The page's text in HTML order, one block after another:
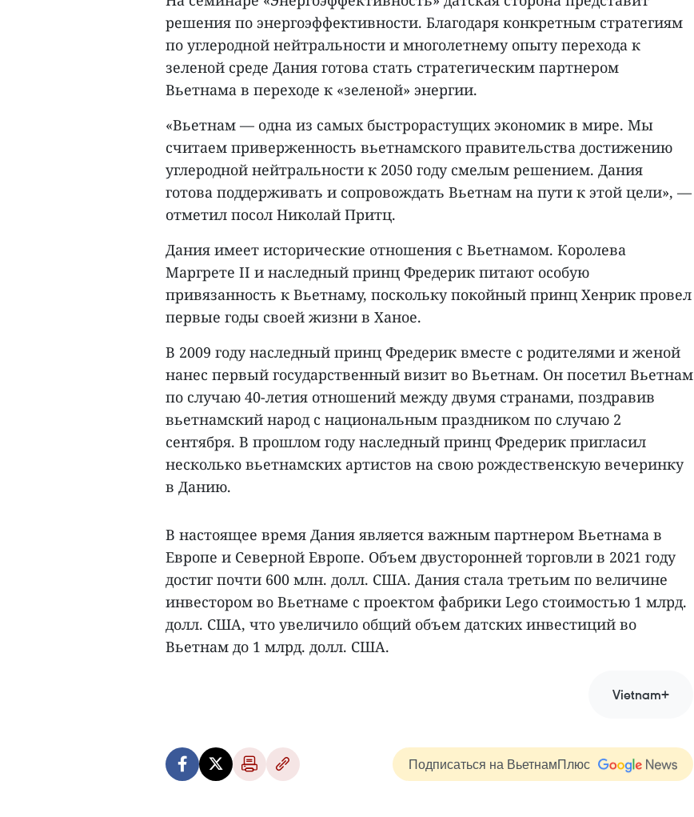
решения по энергоэффективности. Благодаря конкретным стратегиям
по углеродной нейтральности и многолетнему опыту перехода к
зеленой среде Дания готова стать стратегическим партнером
Вьетнама в переходе к «зеленой» энергии.
«Вьетнам — одна из самых быстрорастущих экономик в мире. Мы
считаем приверженность вьетнамского правительства достижению
углеродной нейтральности к 2050 году смелым решением. Дания
готова поддерживать и сопровождать Вьетнам на пути к этой цели», —
отметил посол Николай Притц.
Дания имеет исторические отношения с Вьетнамом. Королева
Маргрете II и наследный принц Фредерик питают особую
привязанность к Вьетнаму, поскольку покойный принц Хенрик провел
первые годы своей жизни в Ханое.
В 2009 году наследный принц Фредерик вместе с родителями и женой
нанес первый государственный визит во Вьетнам. Он посетил Вьетнам
по случаю 40-летия отношений между двумя странами, поздравив
вьетнамский народ с национальным праздником по случаю 2
сентября. В прошлом году наследный принц Фредерик пригласил
несколько вьетнамских артистов на свою рождественскую вечеринку
в Данию.
В настоящее время Дания является важным партнером Вьетнама в
Европе и Северной Европе. Объем двусторонней торговли в 2021 году
достиг почти 600 млн. долл. США. Дания стала третьим по величине
инвестором во Вьетнаме с проектом фабрики Lego стоимостью 1 млрд.
долл. США, что увеличило общий объем датских инвестиций во
Вьетнам до 1 млрд. долл. США.
Vietnam+
Подписаться на ВьетнамПлюс